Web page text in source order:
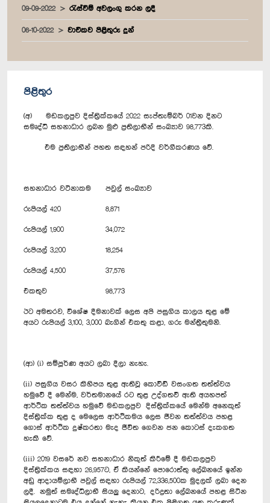
09-09-2022 රැස්වීම් අවලංගු කරන ලදී
06-10-2022 වාචිකව පිළිතුරු දුන්
පිළිතුර
(අ) මඩකලපුව දිස්ත්‍රික්කයේ 2022 සැප්තැම්බර් 01වන දිනට
සමෘද්ධි සහනාධාර ලබන මුළු ප්‍රතිලාභීන් සංඛ්‍යාව 98,773කි.
එම ප්‍රතිලාභීන් පහත සඳහන් පරිදි වර්ගීකරණය වේ.
සහනාධාර වටිනාකම පවුල් සංඛ්‍යාව
රුපියල් 420 8,871
රුපියල් 1,900 34,072
රුපියල් 3,200 18,254
රුපියල් 4,500 37,576
එකතුව 98,773
ඊට අමතරව, විශේෂ දීමනාවක් ලෙස අපි පසුගිය කාලය තුළ මේ
අයට රුපියල් 3,100, 3,000 බැගින් එකතු කළා, ගරු මන්ත්‍රීතුමනි.
(ආ) (i) සම්පූර්ණ අයට ලබා දීලා නැහැ.
(ii) පසුගිය වසර කිහිපය තුළ ඇතිවූ කොවිඩ් වසංගත තත්ත්වය
හමුවේ දී මෙන්ම, වර්තමානයේ රට තුළ උද්ගතවී ඇති අයහපත්
ආර්ථික තත්ත්වය හමුවේ මඩකලපුව දිස්ත්‍රික්කයේ මෙන්ම අනෙකුත්
දිස්ත්‍රික්ක තුළ ද මෙලෙස ආර්ථිකමය ලෙස ජීවන තත්ත්වය පහළ
ගොස් ආර්ථික දුෂ්කරතා මැද ජීවිත ගෙවන ජන කොටස් දැකගත
හැකි වේ.
(iii) 2019 වසරේ නව සහනාධාර නිකුත් කිරීමේ දී මඩකලපුව
දිස්ත්‍රික්කය සඳහා 26,957ට, ඒ කියන්නේ පොරොත්තු ලේඛනයේ ඉන්න
අඩු ආදායම්ලාභී පවුල් සඳහා රුපියල් 72,336,500ක මුදලක් ලබා දෙන
ලදී. නමුත් සමෘද්ධිලාභී සියලු දෙනාට, දරිද්‍රතා ලේඛනයේ පහළ සිටින